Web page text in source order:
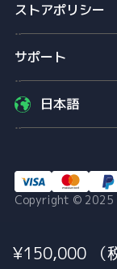
¥150,000 （
ストアポリシー
サポート
日本語
Copyright © 2025